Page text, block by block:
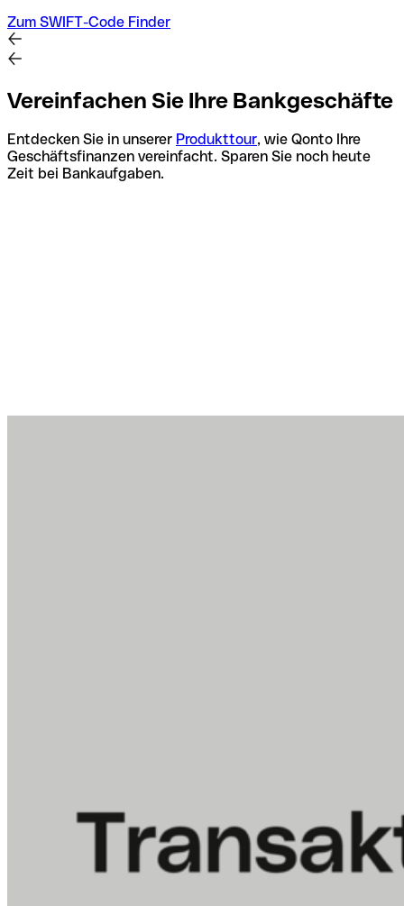
Zum SWIFT-Code Finder
Vereinfachen Sie Ihre Bankgeschäfte
Entdecken Sie in unserer Produkttour, wie Qonto Ihre
Geschäftsfinanzen vereinfacht. Sparen Sie noch heute
Zeit bei Bankaufgaben.